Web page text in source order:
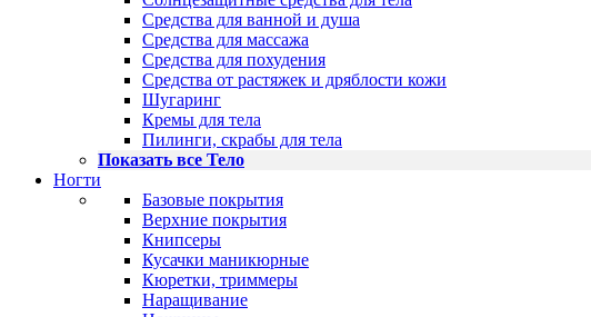
Средства для ванной и душа
Средства для массажа
Средства для похудения
Средства от растяжек и дряблости кожи
Шугаринг
Кремы для тела
Пилинги, скрабы для тела
Показать все Тело
Ногти
Базовые покрытия
Верхние покрытия
Книпсеры
Кусачки маникюрные
Кюретки, триммеры
Наращивание